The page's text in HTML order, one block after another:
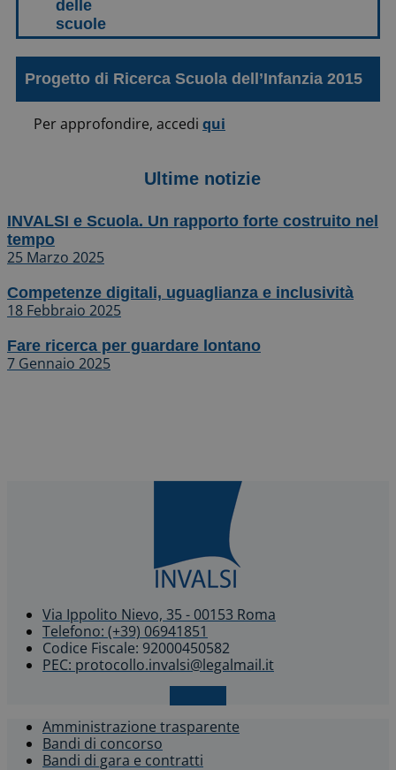
Progetto di Ricerca Scuola dell’Infanzia 2015
Per approfondire, accedi qui
Ultime notizie
INVALSI e Scuola. Un rapporto forte costruito nel
tempo
25 Marzo 2025
Competenze digitali, uguaglianza e inclusività
18 Febbraio 2025
Fare ricerca per guardare lontano
7 Gennaio 2025
Via Ippolito Nievo, 35 - 00153 Roma
Telefono: (+39) 06941851
Codice Fiscale: 92000450582
PEC: protocollo.invalsi@legalmail.it
Amministrazione trasparente
Bandi di concorso
Bandi di gara e contratti